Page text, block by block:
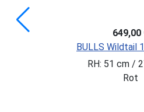
649,00
BULLS Wildtail
RH: 51 cm /
Rot